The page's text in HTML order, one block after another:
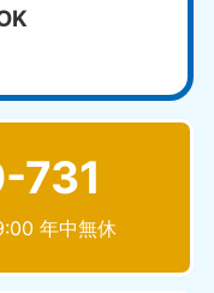
731
年中無休